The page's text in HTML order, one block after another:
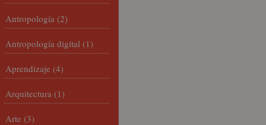
Antropología (2)
Antropología digital (1)
Aprendizaje (4)
Arquitectura (1)
Arte (3)